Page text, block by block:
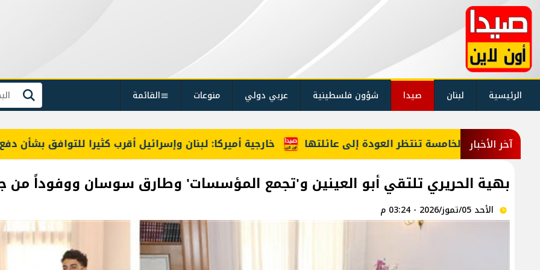
الرئيسية لبنان صيدا شؤون فلسطينية عربي دولي منوعات القائمة بحث
آخر الأخبار خارجية أميركا: لبنان وإسرائيل أقرب كثيرا للتوافق بشأن دفع عملية المناطق العودة إلى عائلتها
بهية الحريري تلتقي أبو العينين و'تجمع المؤسسات' وطارق سوسان ووفوداً من
الأحد 05/تموز/2026 - 03:24 م